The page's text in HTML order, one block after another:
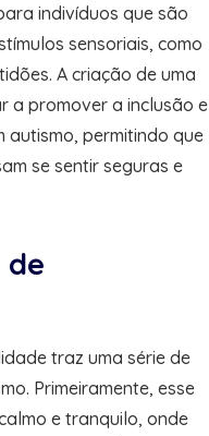
indivíduos que são
sensoriais, como
A criação de uma
a promover a inclusão e
autismo, permitindo que
se sentir seguras e
de
traz uma série de
Primeiramente, esse
e tranquilo, onde